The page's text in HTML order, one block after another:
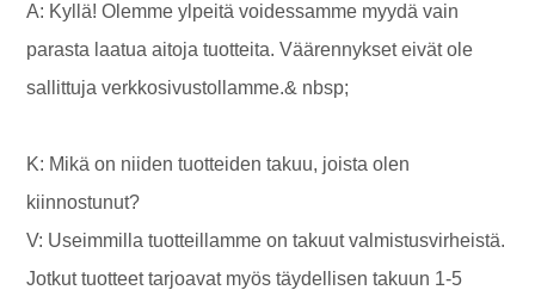
A: Kyllä! Olemme ylpeitä voidessamme myydä vain
parasta laatua aitoja tuotteita. Väärennykset eivät ole
sallittuja verkkosivustollamme.& nbsp;
K: Mikä on niiden tuotteiden takuu, joista olen
kiinnostunut?
V: Useimmilla tuotteillamme on takuut valmistusvirheistä.
Jotkut tuotteet tarjoavat myös täydellisen takuun 1-5